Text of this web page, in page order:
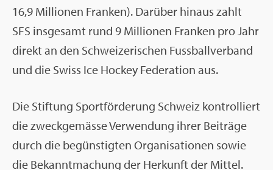
16,9 Mil­lio­nen Fran­ken). Dar­über hin­aus zahlt
SFS ins­ge­samt rund 9 Mil­lio­nen Fran­ken pro Jahr
di­rekt an den Schwei­ze­ri­schen Fuss­ball­ver­band
und die Swiss Ice Ho­ckey Fe­de­ra­ti­on aus.
Die Stif­tung Sport­för­de­rung Schweiz kon­trol­liert
die zweck­ge­mäs­se Ver­wen­dung ihrer Bei­trä­ge
durch die be­güns­tig­ten Or­ga­ni­sa­tio­nen sowie
die Be­kannt­ma­chung der Her­kunft der Mit­tel.